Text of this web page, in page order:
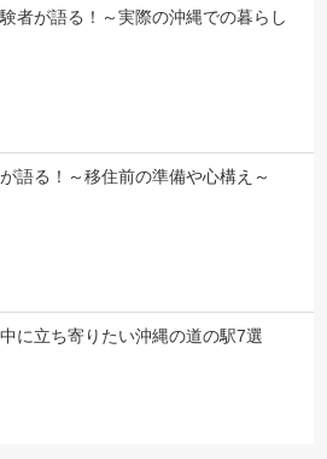
者が語る！～実際の沖縄での暮らし
語る！～移住前の準備や心構え～
に立ち寄りたい沖縄の道の駅7選